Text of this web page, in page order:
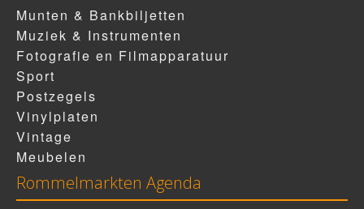
Munten & Bankbiljetten
Muziek & Instrumenten
Fotografie en Filmapparatuur
Sport
Postzegels
Vinylplaten
Vintage
Meubelen
Rommelmarkten Agenda